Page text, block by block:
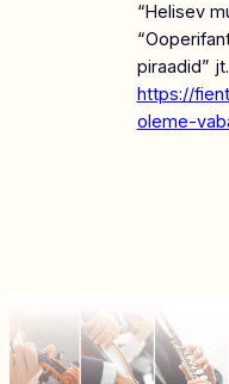
“Helisev
piraadid” jt.
https://
oleme-